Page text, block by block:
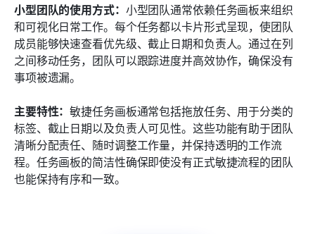
小型团队的使用方式： 小型团队通常依赖任务画板来组织
和可视化日常工作。每个任务都以卡片形式呈现，使团队
成员能够快速查看优先级、截止日期和负责人。通过在列
之间移动任务，团队可以跟踪进度并高效协作，确保没有
事项被遗漏。
主要特性：敏捷任务画板通常包括拖放任务、用于分类的
标签、截止日期以及负责人可见性。这些功能有助于团队
清晰分配责任、随时调整工作量，并保持透明的工作流
程。任务画板的简洁性确保即使没有正式敏捷流程的团队
也能保持有序和一致。